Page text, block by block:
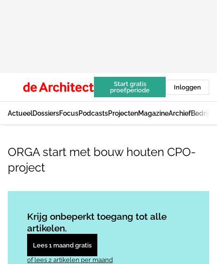
Start gratis
proefperiode
Inloggen
ActueelDossiersFocusPodcastsProjectenMagazineArchief
ORGA start met bouw houten CPO-
project
Krijg onbeperkt toegang tot alle
artikelen.
Lees 1 maand gratis
of lees 2 artikelen per maand